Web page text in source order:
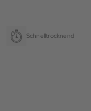
Schnelltrocknend